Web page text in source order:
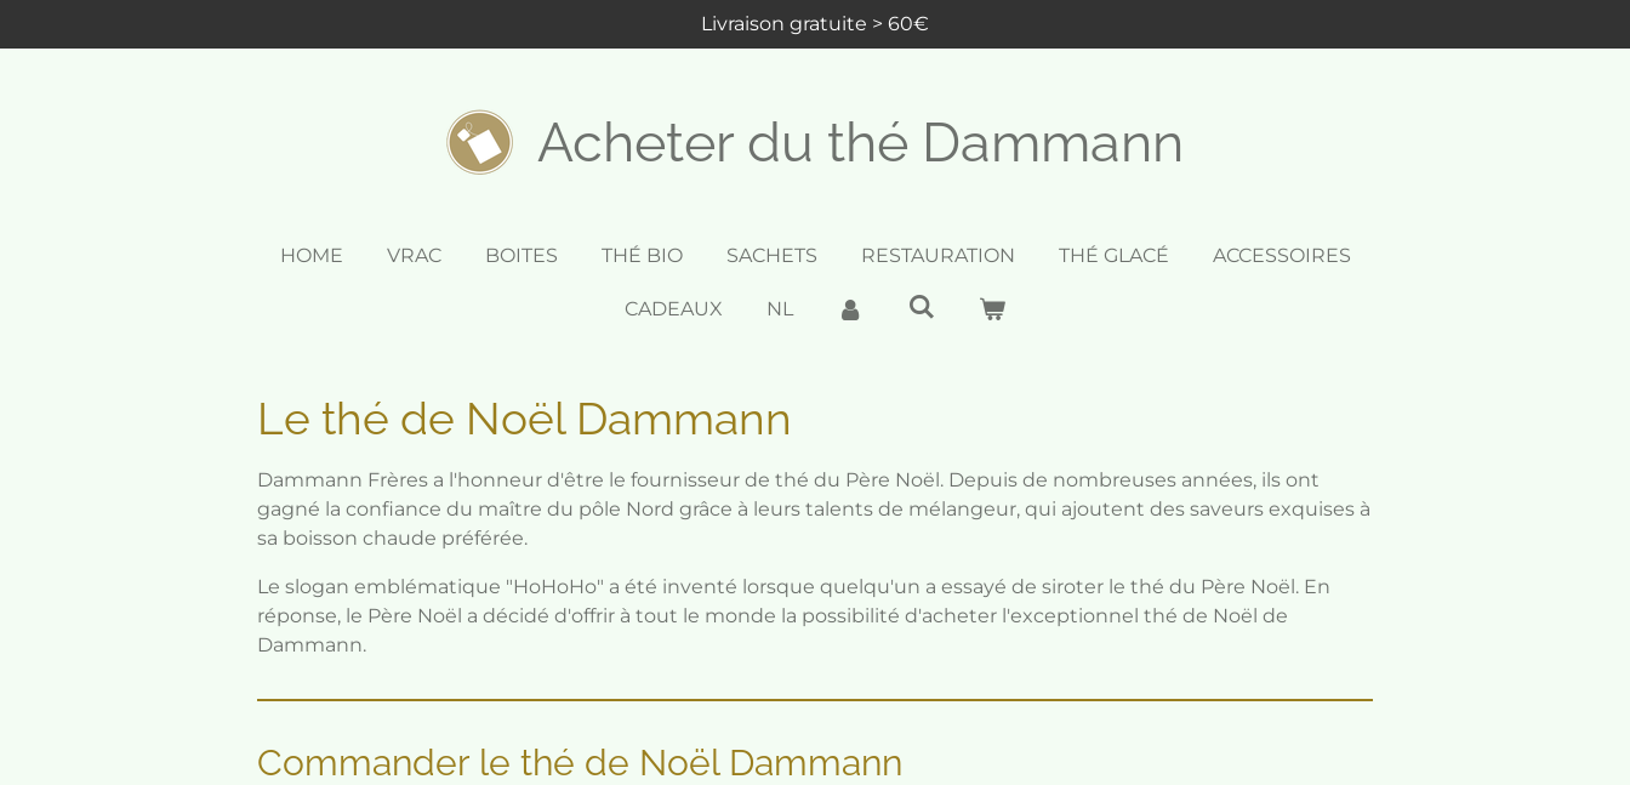
au
Livraison gratuite > 60€
Acheter du thé Dammann
HOME VRAC BOITES THÉ BIO SACHETS RESTAURATION THÉ GLACÉ ACCESSOIRES
CADEAUX NL
Le thé de Noël Dammann
Dammann Frères a l'honneur d'être le fournisseur de thé du Père Noël. Depuis de nombreuses années, ils ont
gagné la confiance du maître du pôle Nord grâce à leurs talents de mélangeur, qui ajoutent des saveurs exquises à
sa boisson chaude préférée.
Le slogan emblématique "HoHoHo" a été inventé lorsque quelqu'un a essayé de siroter le thé du Père Noël. En
réponse, le Père Noël a décidé d'offrir à tout le monde la possibilité d'acheter l'exceptionnel thé de Noël de
Dammann.
Commander le thé de Noël Dammann